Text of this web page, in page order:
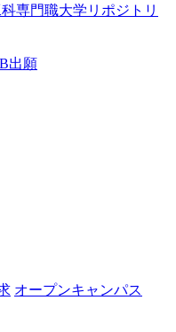
専門職大学リポジトリ
出願
オープンキャンパス